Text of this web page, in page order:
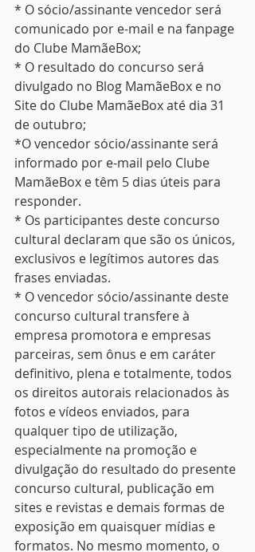
* O sócio/assinante vencedor será
comunicado por e-mail e na fanpage
do Clube MamãeBox;
* O resultado do concurso será
divulgado no Blog MamãeBox e no
Site do Clube MamãeBox até dia 31
de outubro;
*O vencedor sócio/assinante será
informado por e-mail pelo Clube
MamãeBox e têm 5 dias úteis para
responder.
* Os participantes deste concurso
cultural declaram que são os únicos,
exclusivos e legítimos autores das
frases enviadas.
* O vencedor sócio/assinante deste
concurso cultural transfere à
empresa promotora e empresas
parceiras, sem ônus e em caráter
definitivo, plena e totalmente, todos
os direitos autorais relacionados às
fotos e vídeos enviados, para
qualquer tipo de utilização,
especialmente na promoção e
divulgação do resultado do presente
concurso cultural, publicação em
sites e revistas e demais formas de
exposição em quaisquer mídias e
formatos. No mesmo momento, o